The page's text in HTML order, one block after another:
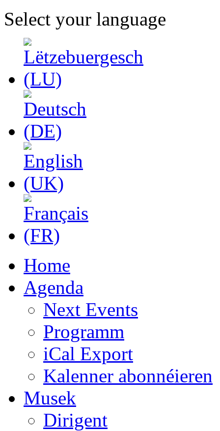
Select your language
Home
Agenda
Next Events
Programm
iCal Export
Kalenner abonnéieren
Musek
Dirigent